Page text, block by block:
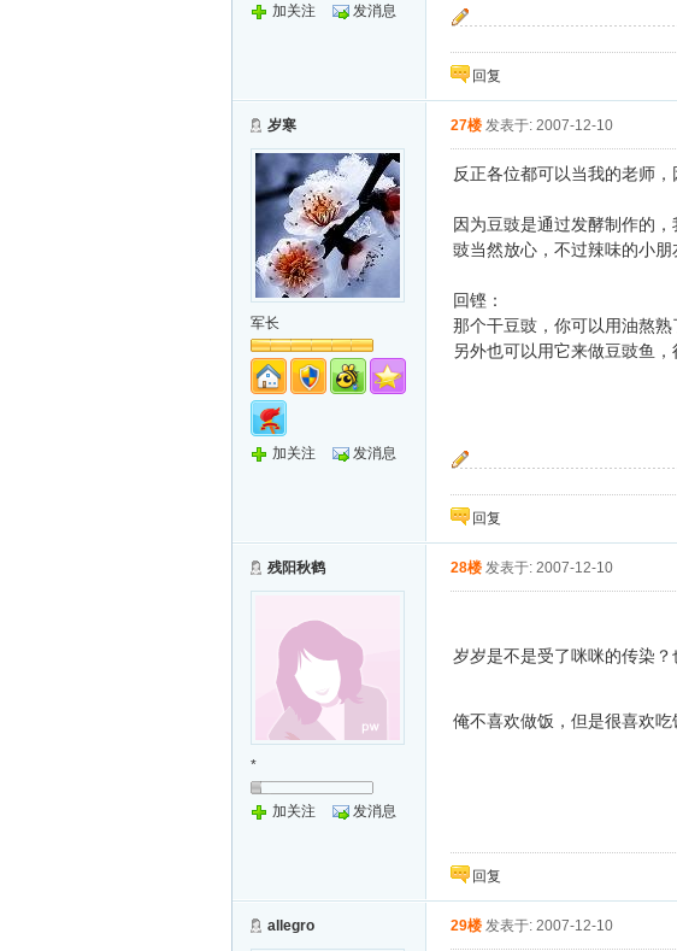
加关注 发消息
望断云天暮与朝，双星聚首叹今宵
桥。回复
岁寒
军长
加关注 发消息
27楼 发表于: 2007-12-10
反正各位都可以当我的老师，
因为豆豉是通过发酵制作的
豉当然放心，不过辣味的小朋
回铿：
那个干豆豉，你可以用油熬熟
另外也可以用它来做豆豉鱼，
“按预定计划，岁寒只能把大家送
回复
残阳秋鹤
*
加关注 发消息
28楼 发表于: 2007-12-10
岁岁是不是受了咪咪的传染？
俺不喜欢做饭，但是很喜欢
回复
allegro 29楼 发表于: 2007-12-10